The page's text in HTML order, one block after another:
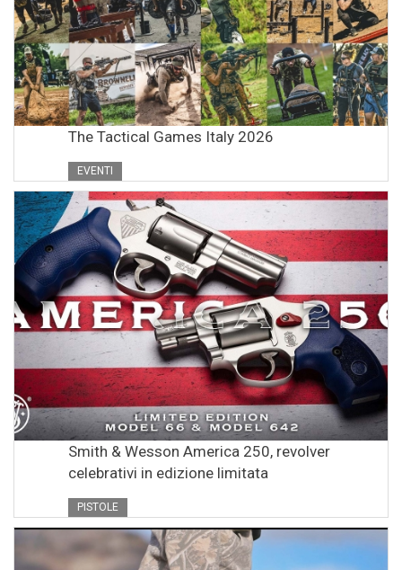
The Tactical Games Italy 2026
EVENTI
Smith & Wesson America 250, revolver
celebrativi in edizione limitata
PISTOLE